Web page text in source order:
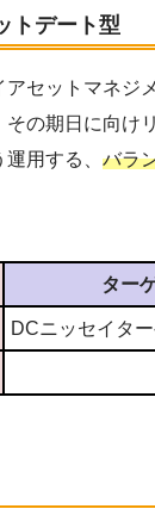
トデート型
アセットマネジ
その期日に向け
用する、 バラ
ター
DCニッセイタ